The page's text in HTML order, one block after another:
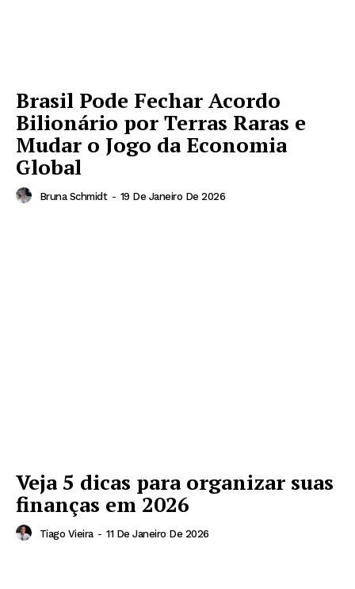
Brasil Pode Fechar Acordo
Bilionário por Terras Raras e
Mudar o Jogo da Economia
Global
Bruna Schmidt - 19 De Janeiro De 2026
Veja 5 dicas para organizar suas
finanças em 2026
Tiago Vieira - 11 De Janeiro De 2026